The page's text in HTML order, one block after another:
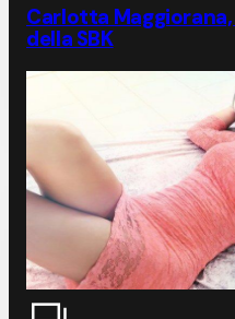
Carlotta
della SBK